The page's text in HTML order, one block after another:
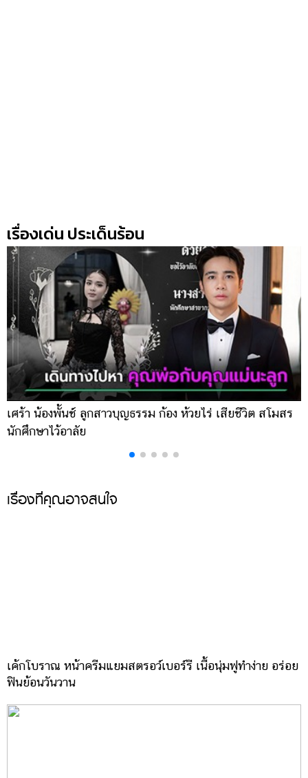
เรื่องเด่น ประเด็นร้อน
เศร้า น้องพั้นช์ ลูกสาวบุญธรรม ก้อง ห้วยไร่ เสียชีวิต สโมสร
นักศึกษาไว้อาลัย
เรื่องที่คุณอาจสนใจ
เค้กโบราณ หน้าครีมแยมสตรอว์เบอร์รี เนื้อนุ่มฟูทำง่าย อร่อย
ฟินย้อนวันวาน